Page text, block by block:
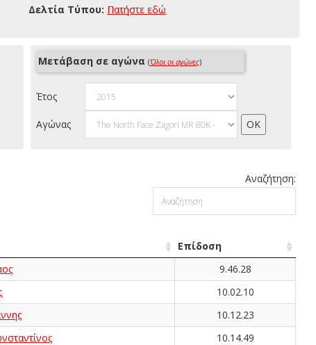
Δελτία Τύπου: Πατήστε εδώ
Μετάβαση σε αγώνα (Όλοι οι αγώνες)
Έτος
Αγώνας
Αναζήτηση:
Επίδοση
9.46.28
10.02.10
10.12.23
10.14.49